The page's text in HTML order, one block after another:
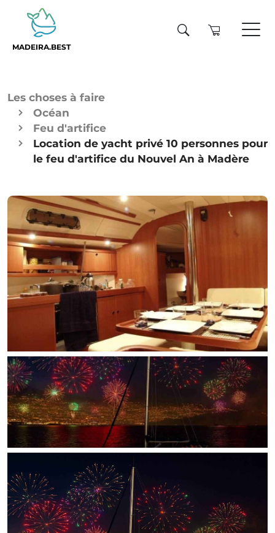
MADEIRA.BEST
Les choses à faire
Océan
Feu d'artifice
Location de yacht privé 10 personnes pour
le feu d'artifice du Nouvel An à Madère